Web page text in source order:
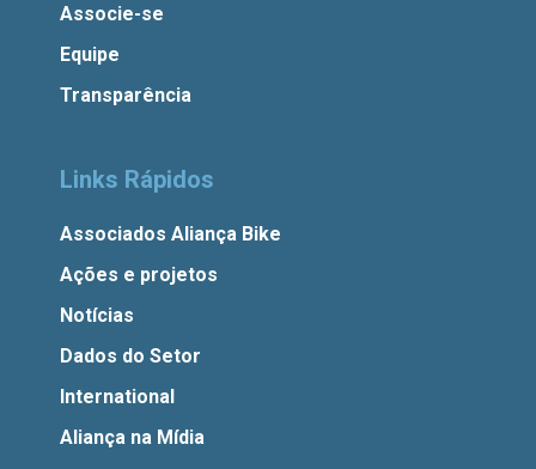
Associe-se
Equipe
Transparência
Links Rápidos
Associados Aliança Bike
Ações e projetos
Notícias
Dados do Setor
International
Aliança na Mídia